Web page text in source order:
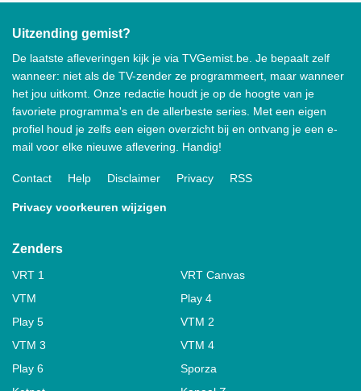
Uitzending gemist?
De laatste afleveringen kijk je via TVGemist.be. Je bepaalt zelf
wanneer: niet als de TV-zender ze programmeert, maar wanneer
het jou uitkomt. Onze redactie houdt je op de hoogte van je
favoriete programma's en de allerbeste series. Met een eigen
profiel houd je zelfs een eigen overzicht bij en ontvang je een e-
mail voor elke nieuwe aflevering. Handig!
Contact Help Disclaimer Privacy RSS
Privacy voorkeuren wijzigen
Zenders
VRT 1
VRT Canvas
VTM
Play 4
Play 5
VTM 2
VTM 3
VTM 4
Play 6
Sporza